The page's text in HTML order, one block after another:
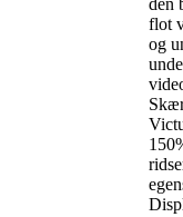
flot
og